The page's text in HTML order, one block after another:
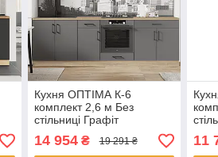
Кухня ОПТІМА К-6
комплект 2,6 м Без
стільниці Графіт
14 954₴ 19 291 ₴ 11